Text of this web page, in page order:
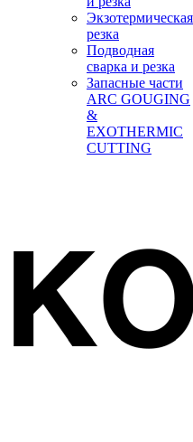
Экзотермическая
резка
Подводная
сварка и резка
Запасные части
ARC GOUGING
&
EXOTHERMIC
CUTTING